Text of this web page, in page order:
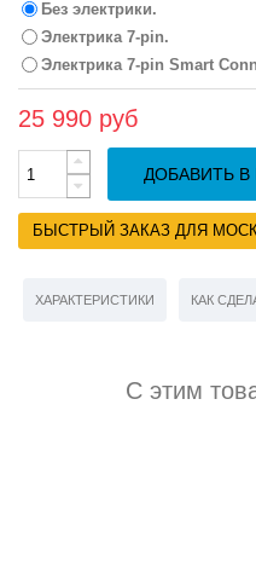
Без электрики.
Электрика 7-pin.
Электрика 7-pin Smart
25 990 руб
ДОБАВИТЬ В
БЫСТРЫЙ ЗАКАЗ ДЛЯ
ХАРАКТЕРИСТИКИ КАК
С этим